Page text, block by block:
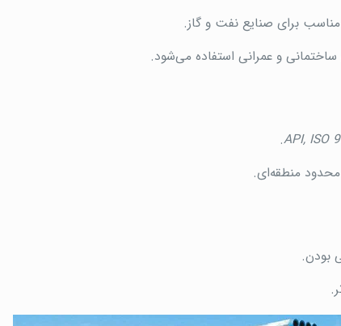
مناسب برای صنایع نفت و گاز.
ساختمانی و عمرانی استفاده می‌شود.
API, ISO
.
منطقه‌ای.
بودن.